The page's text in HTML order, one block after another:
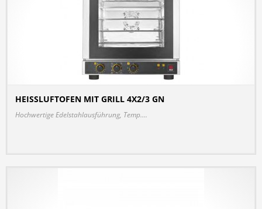
HEISSLUFTOFEN MIT GRILL 4X2/3 GN
Hochwertige Edelstahlausführung, Temp....